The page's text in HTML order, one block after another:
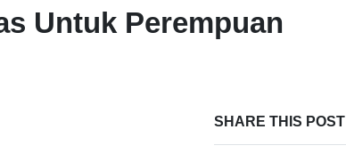
Untuk Perempuan
SHARE THIS POST